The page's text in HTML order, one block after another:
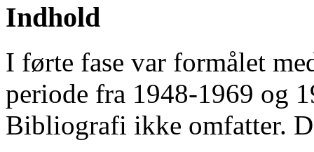
Indhold
I førte fase var formålet
periode fra 1948-1969 og
Bibliografi ikke omfatter.